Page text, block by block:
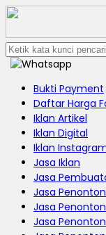
Bukti Payment
Daftar Harga
Iklan Artikel
Iklan Digital
Iklan
Jasa Iklan
Jasa
Jasa
Jasa
Jasa